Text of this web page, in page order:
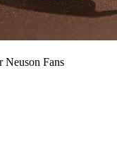
Neuson Fans